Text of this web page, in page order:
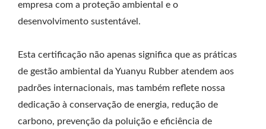
empresa com a proteção ambiental e o
desenvolvimento sustentável.
Esta certificação não apenas significa que as práticas
de gestão ambiental da Yuanyu Rubber atendem aos
padrões internacionais, mas também reflete nossa
dedicação à conservação de energia, redução de
carbono, prevenção da poluição e eficiência de